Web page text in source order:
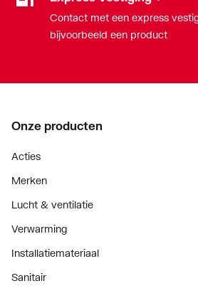
Contact met een express
bijvoorbeeld een product
Onze producten
Acties
Merken
Lucht & ventilatie
Verwarming
Installatiemateriaal
Sanitair